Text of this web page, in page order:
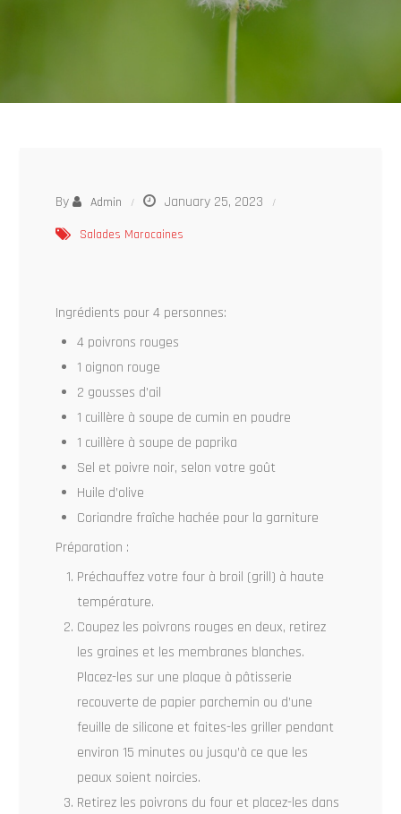
By Admin January 25, 2023
Salades Marocaines
Ingrédients pour 4 personnes:
4 poivrons rouges
1 oignon rouge
2 gousses d’ail
1 cuillère à soupe de cumin en poudre
1 cuillère à soupe de paprika
Sel et poivre noir, selon votre goût
Huile d’olive
Coriandre fraîche hachée pour la garniture
Préparation :
Préchauffez votre four à broil (grill) à haute
température.
Coupez les poivrons rouges en deux, retirez
les graines et les membranes blanches.
Placez-les sur une plaque à pâtisserie
recouverte de papier parchemin ou d’une
feuille de silicone et faites-les griller pendant
environ 15 minutes ou jusqu’à ce que les
peaux soient noircies.
Retirez les poivrons du four et placez-les dans